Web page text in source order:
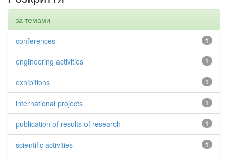
за темами
1
conferences
1
engineering activities
1
exhibitions
1
international projects
1
publication of results of research
1
scientific activities